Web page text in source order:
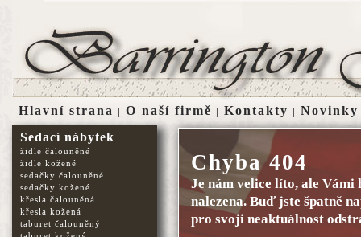
Chyba 404
Je nám velice líto, ale Vámi
nalezena. Buď jste špatně
pro svoji neaktuálnost
Sedací nábytek
židle čalouněné
židle kožené
sedačky čalouněné
sedačky kožené
křesla čalouněná
křesla kožená
taburet čalouněný
Hlavní strana | O naší firmě | Kontakty | Novinky